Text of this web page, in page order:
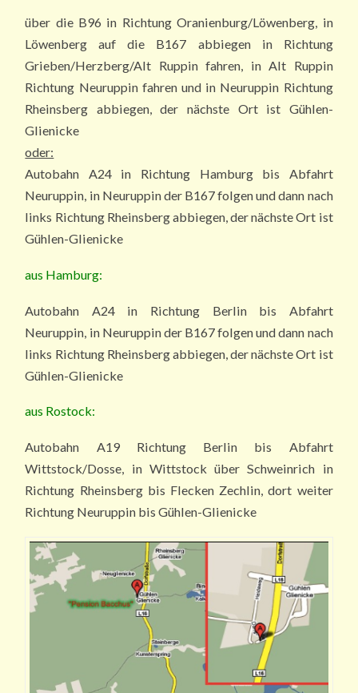
über die B96 in Richtung Oranienburg/Löwenberg, in
Löwenberg auf die B167 abbiegen in Richtung
Grieben/Herzberg/Alt Ruppin fahren, in Alt Ruppin
Richtung Neuruppin fahren und in Neuruppin Richtung
Rheinsberg abbiegen, der nächste Ort ist Gühlen-
Glienicke
oder:
Autobahn A24 in Richtung Hamburg bis Abfahrt
Neuruppin, in Neuruppin der B167 folgen und dann nach
links Richtung Rheinsberg abbiegen, der nächste Ort ist
Gühlen-Glienicke
aus Hamburg:
Autobahn A24 in Richtung Berlin bis Abfahrt
Neuruppin, in Neuruppin der B167 folgen und dann nach
links Richtung Rheinsberg abbiegen, der nächste Ort ist
Gühlen-Glienicke
aus Rostock:
Autobahn A19 Richtung Berlin bis Abfahrt
Wittstock/Dosse, in Wittstock über Schweinrich in
Richtung Rheinsberg bis Flecken Zechlin, dort weiter
Richtung Neuruppin bis Gühlen-Glienicke